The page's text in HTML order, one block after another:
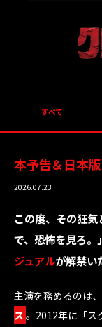
すべて
本予告＆日本
2026.07.23
この度、その狂
で、恐怖を見ろ。
ジュアルが解禁い
主演を務めるのは
ス 。2012年に「ス